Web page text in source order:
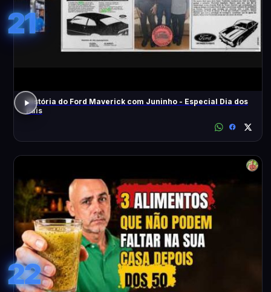
21
História do Ford Maverick com Juninho - Especial Dia dos
Pais
22